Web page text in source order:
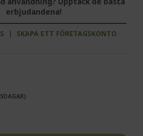
erbjudandena!
| SKAPA ETT FÖRETAGSKONTO